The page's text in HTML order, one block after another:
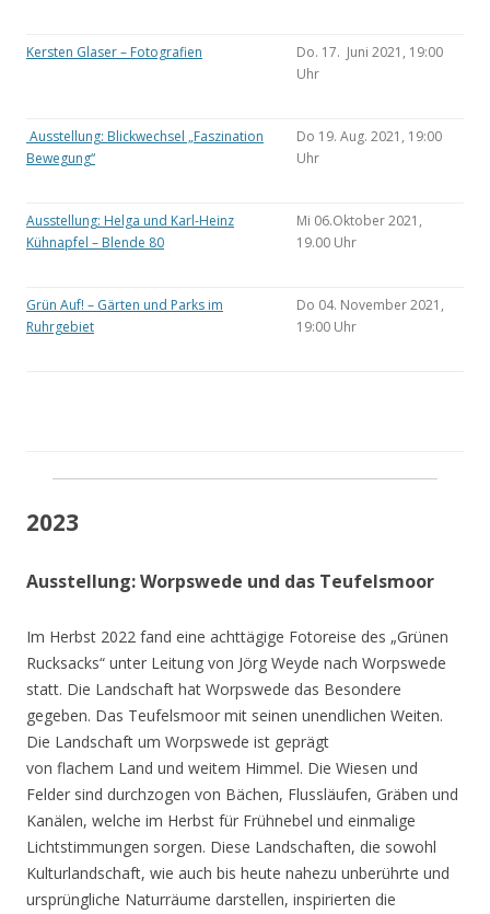
Kersten Glaser – Fotografien
Do. 17. Juni 2021, 19:00
Uhr
Ausstellung: Blickwechsel „Faszination
Bewegung“
Do 19. Aug. 2021, 19:00
Uhr
Ausstellung: Helga und Karl-Heinz
Kühnapfel – Blende 80
Mi 06.Oktober 2021,
19.00 Uhr
Grün Auf! – Gärten und Parks im
Ruhrgebiet
Do 04. November 2021,
19:00 Uhr
2023
Ausstellung: Worpswede und das Teufelsmoor
Im Herbst 2022 fand eine achttägige Fotoreise des „Grünen
Rucksacks“ unter Leitung von Jörg Weyde nach Worpswede
statt. Die Landschaft hat Worpswede das Besondere
gegeben. Das Teufelsmoor mit seinen unendlichen Weiten.
Die Landschaft um Worpswede ist geprägt
von flachem Land und weitem Himmel. Die Wiesen und
Felder sind durchzogen von Bächen, Flussläufen, Gräben und
Kanälen, welche im Herbst für Frühnebel und einmalige
Lichtstimmungen sorgen. Diese Landschaften, die sowohl
Kulturlandschaft, wie auch bis heute nahezu unberührte und
ursprüngliche Naturräume darstellen, inspirierten die